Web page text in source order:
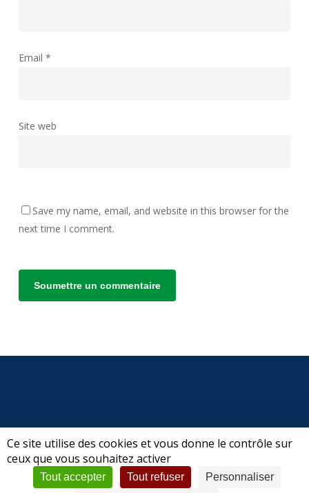
Ce site utilise des cookies et vous donne le contrôle sur
ceux que vous souhaitez activer
Tout accepter Tout refuser Personnaliser
Email *
Site web
Save my name, email, and website in this browser for the
next time I comment.
© 2026 CPSFV | Club de Pêche Sportive Forez-Velay.
Mentions légales|Politique de confidentialité